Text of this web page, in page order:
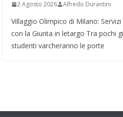
2 Agosto 2026 Alfredo Durantini
Villaggio Olimpico di Milano: Servizi
con la Giunta in letargo Tra pochi
studenti varcheranno le porte